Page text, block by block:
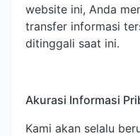
website ini, Anda
transfer informasi
ditinggali saat ini.
Akurasi Informasi
Kami akan selalu